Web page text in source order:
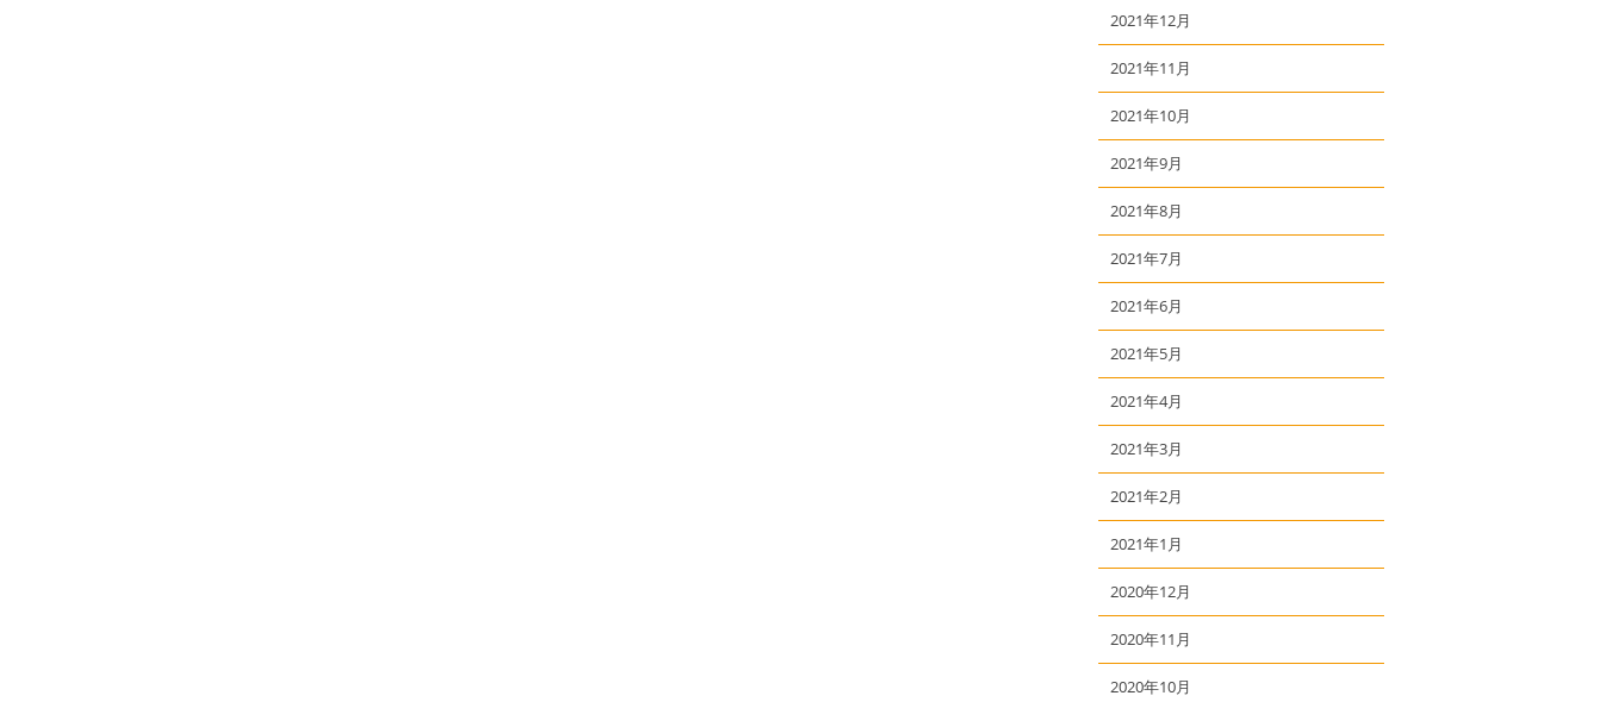
2021年12月
2021年11月
2021年10月
2021年9月
2021年8月
2021年7月
2021年6月
2021年5月
2021年4月
2021年3月
2021年2月
2021年1月
2020年12月
2020年11月
2020年10月